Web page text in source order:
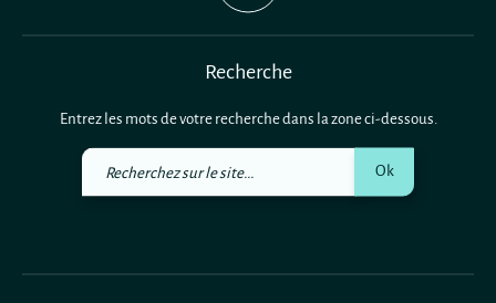
Recherche
Entrez les mots de votre recherche dans la zone ci-dessous.
Recherchez
Ok